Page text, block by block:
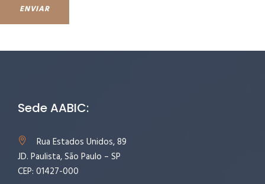
ENVIAR
Sede AABIC:
Rua Estados Unidos, 89
JD. Paulista, São Paulo – SP
CEP: 01427-000